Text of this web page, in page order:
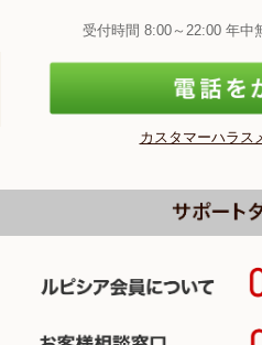
受付時間 8:00～22:00 年中
カスタマーハラス